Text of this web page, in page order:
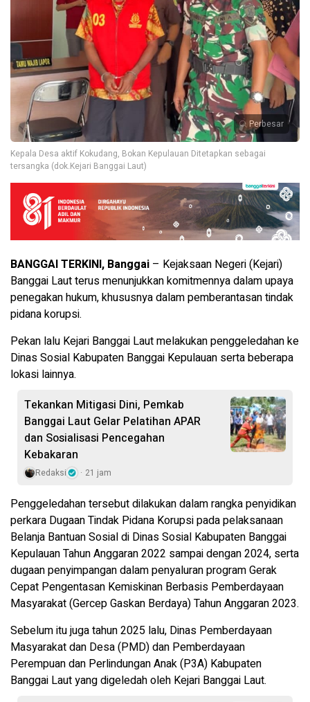
Perbesar
Kepala Desa aktif Kokudang, Bokan Kepulauan Ditetapkan sebagai
tersangka (dok.Kejari Banggai Laut)
BANGGAI TERKINI, Banggai – Kejaksaan Negeri (Kejari)
Banggai Laut terus menunjukkan komitmennya dalam upaya
penegakan hukum, khususnya dalam pemberantasan tindak
pidana korupsi.
Pekan lalu Kejari Banggai Laut melakukan penggeledahan ke
Dinas Sosial Kabupaten Banggai Kepulauan serta beberapa
lokasi lainnya.
Tekankan Mitigasi Dini, Pemkab
Banggai Laut Gelar Pelatihan APAR
dan Sosialisasi Pencegahan
Kebakaran
Redaksi 21 jam
Penggeledahan tersebut dilakukan dalam rangka penyidikan
perkara Dugaan Tindak Pidana Korupsi pada pelaksanaan
Belanja Bantuan Sosial di Dinas Sosial Kabupaten Banggai
Kepulauan Tahun Anggaran 2022 sampai dengan 2024, serta
dugaan penyimpangan dalam penyaluran program Gerak
Cepat Pengentasan Kemiskinan Berbasis Pemberdayaan
Masyarakat (Gercep Gaskan Berdaya) Tahun Anggaran 2023.
Sebelum itu juga tahun 2025 lalu, Dinas Pemberdayaan
Masyarakat dan Desa (PMD) dan Pemberdayaan
Perempuan dan Perlindungan Anak (P3A) Kabupaten
Banggai Laut yang digeledah oleh Kejari Banggai Laut.